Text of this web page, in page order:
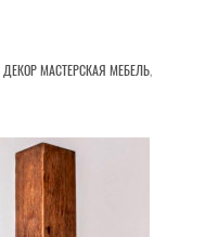
ДЕКОРМАСТЕРСКАЯ МЕБЕЛЬ,